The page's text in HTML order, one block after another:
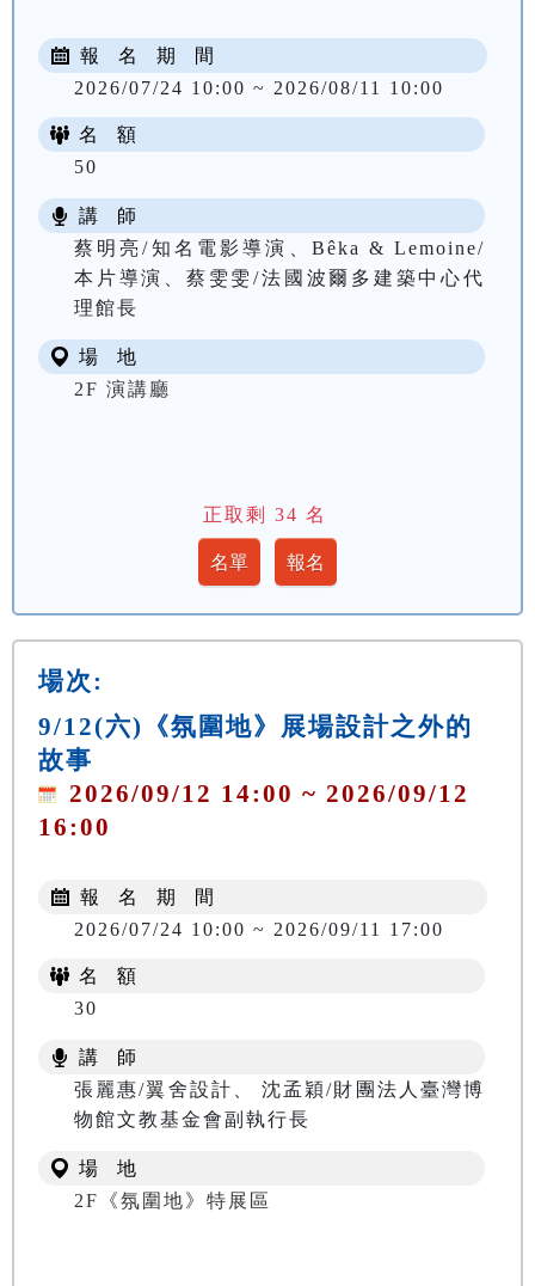
報 名 期 間
2026/07/24 10:00 ~ 2026/08/11 10:00
名 額
50
講 師
蔡明亮/知名電影導演、Bêka & Lemoine/
本片導演、蔡雯雯/法國波爾多建築中心代
理館長
場 地
2F 演講廳
正取剩 34 名
場次:
9/12(六)《氛圍地》展場設計之外的
故事
2026/09/12 14:00 ~ 2026/09/12
16:00
報 名 期 間
2026/07/24 10:00 ~ 2026/09/11 17:00
名 額
30
講 師
張麗惠/翼舍設計、 沈孟穎/財團法人臺灣博
物館文教基金會副執行長
場 地
2F《氛圍地》特展區